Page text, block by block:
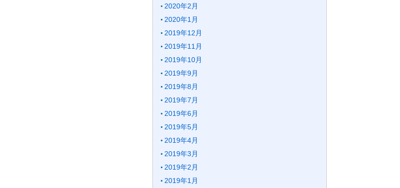
2020年2月
2020年1月
2019年12月
2019年11月
2019年10月
2019年9月
2019年8月
2019年7月
2019年6月
2019年5月
2019年4月
2019年3月
2019年2月
2019年1月